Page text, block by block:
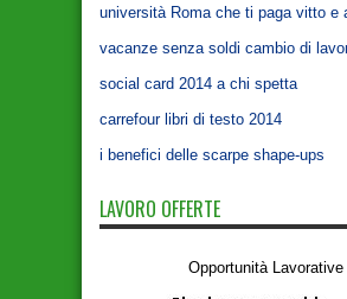
università Roma che ti paga vitto e
vacanze senza soldi cambio di
social card 2014 a chi spetta
carrefour libri di testo 2014
i benefici delle scarpe shape-ups
LAVORO OFFERTE
Opportunità Lavorative